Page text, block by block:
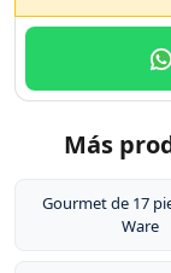
Más
Gourmet de 17
Ware